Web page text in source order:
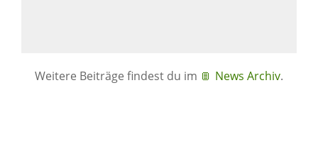
Weitere Beiträge findest du im News Archiv.